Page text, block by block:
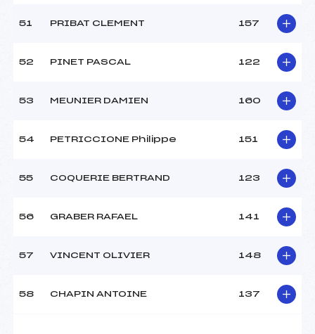
51 PRIBAT CLEMENT 157
52 PINET PASCAL 122
53 MEUNIER DAMIEN 160
54 PETRICCIONE Philippe 151
55 COQUERIE BERTRAND 123
56 GRABER RAFAEL 141
57 VINCENT OLIVIER 148
58 CHAPIN ANTOINE 137